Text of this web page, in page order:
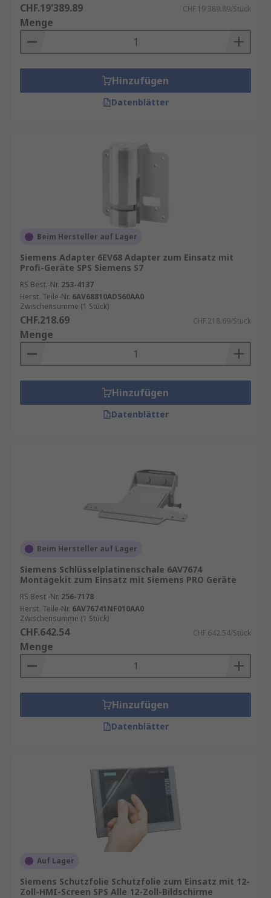
CHF.19'389.89 CHF.19'389.89/Stück
Menge
Hinzufügen
Datenblätter
Beim Hersteller auf Lager
Siemens Adapter 6EV68 Adapter zum Einsatz mit
Profi-Geräte SPS Siemens S7
RS Best.-Nr. 253-4137
Herst. Teile-Nr. 6AV68810AD560AA0
Zwischensumme (1 Stück)
CHF.218.69 CHF.218.69/Stück
Menge
Hinzufügen
Datenblätter
Beim Hersteller auf Lager
Siemens Schlüsselplatinenschale 6AV7674
Montagekit zum Einsatz mit Siemens PRO Geräte
RS Best.-Nr. 256-7178
Herst. Teile-Nr. 6AV76741NF010AA0
Zwischensumme (1 Stück)
CHF.642.54 CHF.642.54/Stück
Menge
Hinzufügen
Datenblätter
Auf Lager
Siemens Schutzfolie Schutzfolie zum Einsatz mit 12-
Zoll-HMI-Screen SPS Alle 12-Zoll-Bildschirme